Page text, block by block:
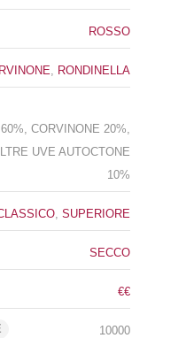
ROSSO
, RONDINELLA
CORVINONE 20%,
UVE AUTOCTONE
10%
, SUPERIORE
SECCO
€€
10000